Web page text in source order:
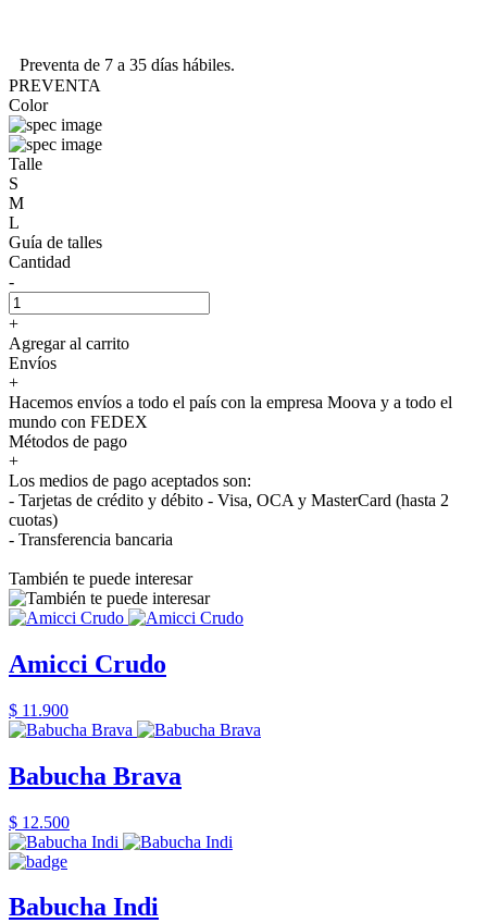
Preventa de 7 a 35 días hábiles.
PREVENTA
Color
Talle
S
M
L
Guía de talles
Cantidad
-
+
Agregar al carrito
Envíos
+
Hacemos envíos a todo el país con la empresa Moova y a todo el
mundo con FEDEX
Métodos de pago
+
Los medios de pago aceptados son:
- Tarjetas de crédito y débito - Visa, OCA y MasterCard (hasta 2
cuotas)
- Transferencia bancaria
También te puede interesar
Amicci Crudo
$ 11.900
Babucha Brava
$ 12.500
Babucha Indi